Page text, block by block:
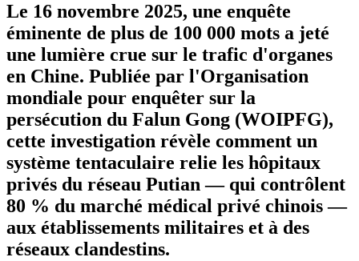
Le 16 novembre 2025, une enquête
éminente de plus de 100 000 mots a jeté
une lumière crue sur le trafic d'organes
en Chine. Publiée par l'Organisation
mondiale pour enquêter sur la
persécution du Falun Gong (WOIPFG),
cette investigation révèle comment un
système tentaculaire relie les hôpitaux
privés du réseau Putian — qui contrôlent
80 % du marché médical privé chinois —
aux établissements militaires et à des
réseaux clandestins.